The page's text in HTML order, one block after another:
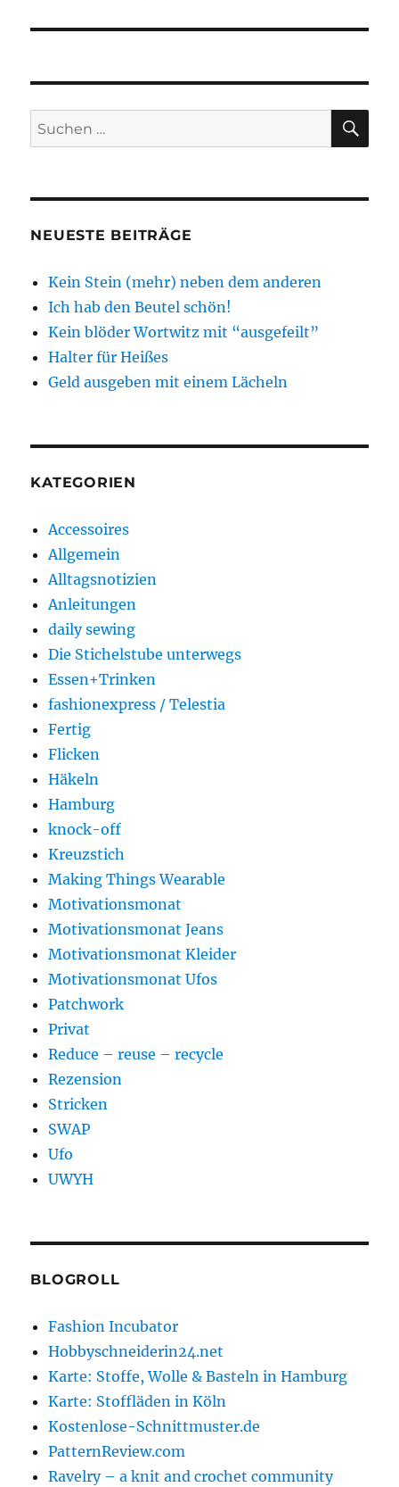
Suchen
nach:
NEUESTE BEITRÄGE
Kein Stein (mehr) neben dem anderen
Ich hab den Beutel schön!
Kein blöder Wortwitz mit “ausgefeilt”
Halter für Heißes
Geld ausgeben mit einem Lächeln
KATEGORIEN
Accessoires
Allgemein
Alltagsnotizien
Anleitungen
daily sewing
Die Stichelstube unterwegs
Essen+Trinken
fashionexpress / Telestia
Fertig
Flicken
Häkeln
Hamburg
knock-off
Kreuzstich
Making Things Wearable
Motivationsmonat
Motivationsmonat Jeans
Motivationsmonat Kleider
Motivationsmonat Ufos
Patchwork
Privat
Reduce – reuse – recycle
Rezension
Stricken
SWAP
Ufo
UWYH
BLOGROLL
Fashion Incubator
Hobbyschneiderin24.net
Karte: Stoffe, Wolle & Basteln in Hamburg
Karte: Stoffläden in Köln
Kostenlose-Schnittmuster.de
PatternReview.com
Ravelry – a knit and crochet community